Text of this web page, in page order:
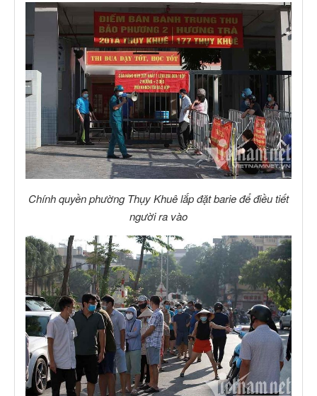
Chính quyền phường Thụy Khuê lắp đặt barie để điều tiết
người ra vào